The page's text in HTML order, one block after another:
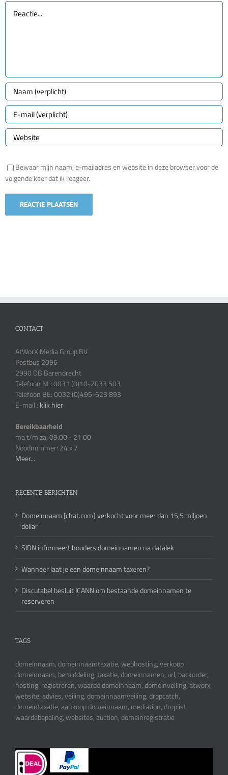
Reactie
Bewaar mijn naam, e-mailadres en website in deze browser voor de
volgende keer dat ik reageer.
CONTACT
AtWorX Media Group BV
Postbus 2096
2990 DB Barendrecht
Telefoon NL: 0031 (0)10-2033 503
Telefoon BE: 0032 (0)495-623 893
E-mail : klik hier
Bereikbaarheid
ma t/m za: 09:00 - 21:00
Noodnummer: 24 x 7
Meer...
RECENTE BERICHTEN
Domeinnaam [chat.com] verkocht voor meer dan 15,5 miljoen
dollar
SIDN informeert houders domeinnamen na datalek
Wanneer laat je een domeinnaam taxeren?
Discutabel besluit ICANN om bestaande domeinnamen te
reserveren
TAGS
domeinnaam, domeinnaamtaxatie, webhosting, verkoop
domeinnaam, bemiddeling, taxatie, domeinnamen, url, backorder,
hosting, registreren, waarde domeinnaam, domeinveiling, atworx,
website, advies, veiling, domeinnaamveiling, dropcatch,
domeintaxatie, aankoop domeinnaam, mediation, droplist,
waardebepaling, websites, auction, domeinregistratie